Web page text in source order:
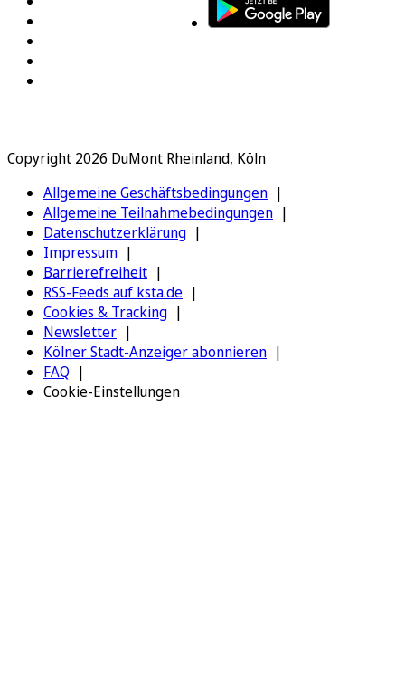
Copyright 2026 DuMont Rheinland, Köln
Allgemeine Geschäftsbedingungen
Allgemeine Teilnahmebedingungen
Datenschutzerklärung
Impressum
Barrierefreiheit
RSS-Feeds auf ksta.de
Cookies & Tracking
Newsletter
Kölner Stadt-Anzeiger abonnieren
FAQ
Cookie-Einstellungen